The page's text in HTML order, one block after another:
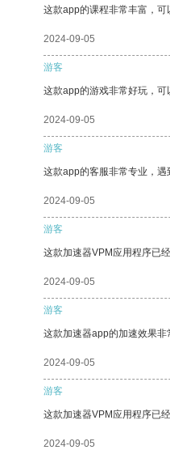
这款app的课程非常丰富，可
2024-09-05
游客
这款app的游戏非常好玩，可
2024-09-05
游客
这款app的客服非常专业，遇
2024-09-05
游客
这款加速器VPM应用程序已
2024-09-05
游客
这款加速器app的加速效果非
2024-09-05
游客
这款加速器VPM应用程序已
2024-09-05